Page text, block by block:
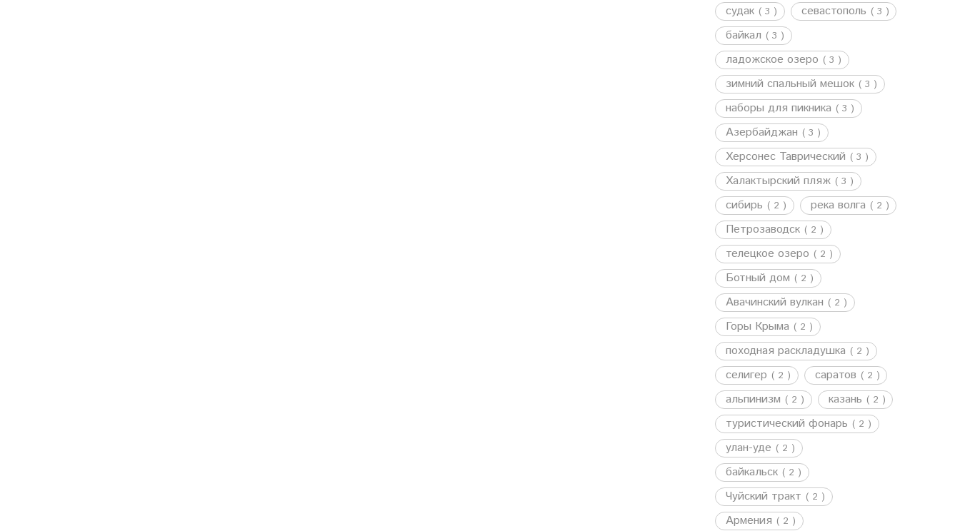
судак ( 3 ) севастополь ( 3 )
байкал ( 3 )
ладожское озеро ( 3 )
зимний спальный мешок ( 3 )
наборы для пикника ( 3 )
Азербайджан ( 3 )
Херсонес Таврический ( 3 )
Халактырский пляж ( 3 )
сибирь ( 2 ) река волга ( 2 )
Петрозаводск ( 2 )
телецкое озеро ( 2 )
Ботный дом ( 2 )
Авачинский вулкан ( 2 )
Горы Крыма ( 2 )
походная раскладушка ( 2 )
селигер ( 2 ) саратов ( 2 )
альпинизм ( 2 ) казань ( 2 )
туристический фонарь ( 2 )
улан-уде ( 2 )
байкальск ( 2 )
Чуйский тракт ( 2 )
Армения ( 2 )